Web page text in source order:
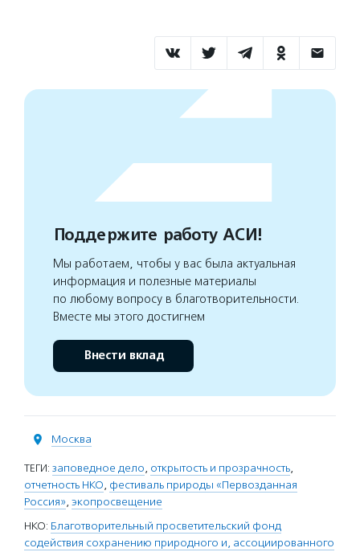
Поддержите работу АСИ!
Мы работаем, чтобы у вас была актуальная
информация и полезные материалы
по любому вопросу в благотворительности.
Вместе мы этого достигнем
Внести вклад
Москва
ТЕГИ: заповедное дело, открытость и прозрачность,
отчетность НКО, фестиваль природы «Первозданная
Россия», экопросвещение
НКО: Благотворительный просветительский фонд
содействия сохранению природного и, ассоциированного